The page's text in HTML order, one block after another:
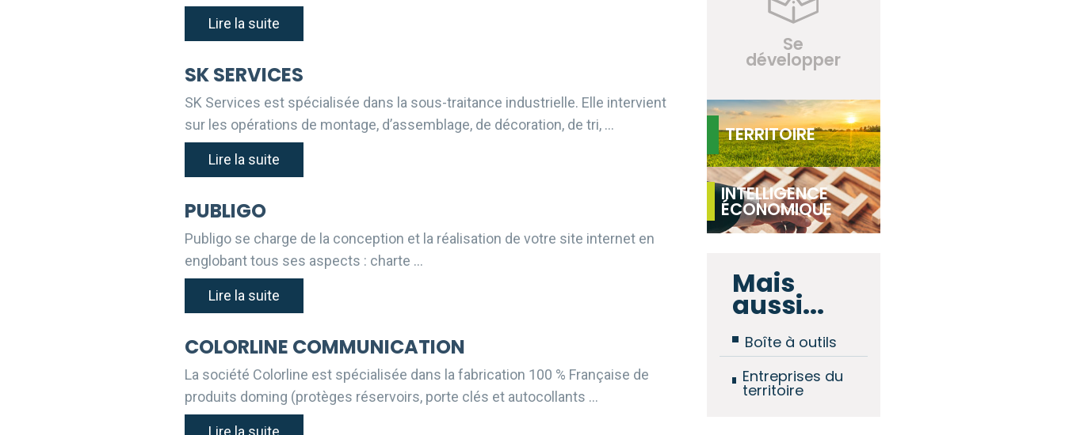
Lire la suite
SK SERVICES
SK Services est spécialisée dans la sous-traitance industrielle. Elle intervient
sur les opérations de montage, d’assemblage, de décoration, de tri, …
Lire la suite
PUBLIGO
Publigo se charge de la conception et la réalisation de votre site internet en
englobant tous ses aspects : charte …
Lire la suite
COLORLINE COMMUNICATION
La société Colorline est spécialisée dans la fabrication 100 % Française de
produits doming (protèges réservoirs, porte clés et autocollants …
Lire la suite
Se
développer
TERRITOIRE
INTELLIGENCE
ÉCONOMIQUE
Mais
aussi...
Boîte à outils
Entreprises du
territoire